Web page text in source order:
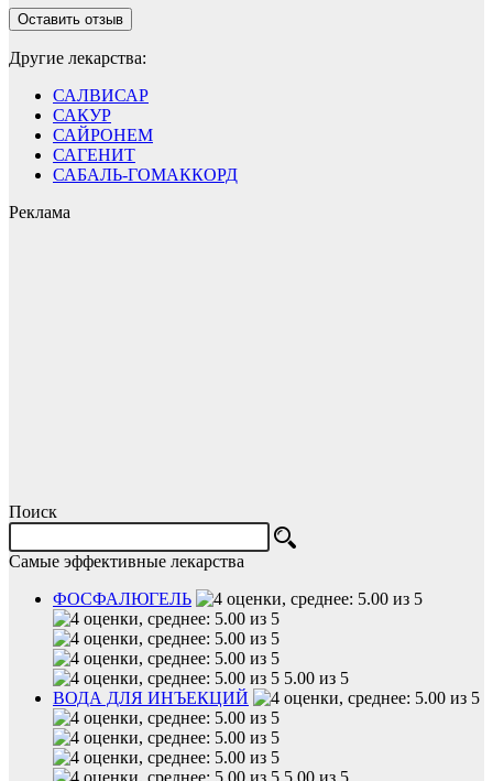
Другие лекарства:
САЛВИСАР
САКУР
САЙРОНЕМ
САГЕНИТ
САБАЛЬ-ГОМАККОРД
Реклама
Поиск
Самые эффективные лекарства
ФОСФАЛЮГЕЛЬ
5.00 из 5
ВОДА ДЛЯ ИНЪЕКЦИЙ